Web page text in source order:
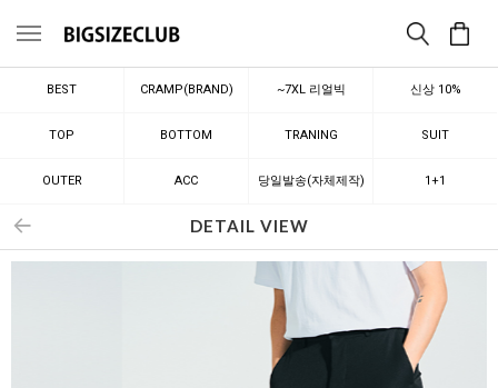
메뉴
BEST CRAMP(BRAND) ~7XL 리얼빅 신상 10%
TOP BOTTOM TRANING SUIT
OUTER ACC 당일발송(자체제작) 1+1
DETAIL VIEW